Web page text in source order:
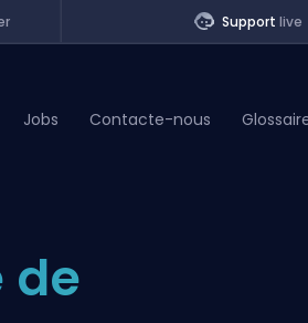
Support live
Jobs Contacte-nous
de